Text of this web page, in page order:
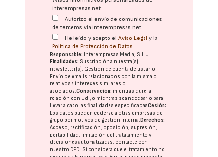
interempresas.net
Autorizo el envío de comunicaciones
de terceros vía interempresas.net
He leído y acepto elAviso Legal y la
Política de Protección de Datos
Responsable: Interempresas Media, S.L.U.
Finalidades: Suscripción a nuestra(s)
newsletter(s). Gestión de cuenta de usuario.
Envío de emails relacionados con la misma o
relativos a intereses similares o
asociados.Conservación: mientras dure la
relación con Ud., o mientras sea necesario para
llevar a cabo las finalidades especificadasCesión:
Los datos pueden cederse a otras empresas del
grupo por motivos de gestión interna. Derechos:
Acceso, rectificación, oposición, supresión,
portabilidad, limitación del tratatamiento y
decisiones automatizadas: contacte con
nuestro DPD. Si considera que el tratamiento no